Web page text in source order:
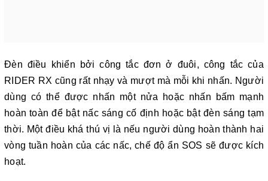
Đèn điều khiển bởi công tắc đơn ở đuôi, công tắc của
RIDER RX cũng rất nhạy và mượt mà mỗi khi nhấn. Người
dùng có thể được nhấn một nửa hoặc nhấn bấm mạnh
hoàn toàn để bật nấc sáng cố định hoặc bật đèn sáng tạm
thời. Một điều khá thú vị là nếu người dùng hoàn thành hai
vòng tuần hoàn của các nấc, chế độ ẩn SOS sẽ được kích
hoạt.